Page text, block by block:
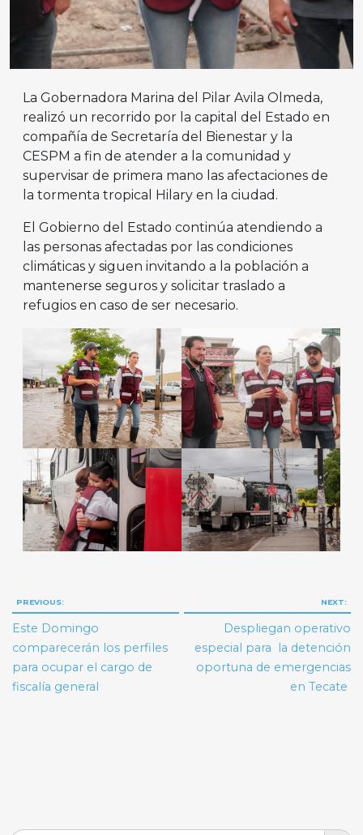
La Gobernadora Marina del Pilar Avila Olmeda,
realizó un recorrido por la capital del Estado en
compañía de Secretaría del Bienestar y la
CESPM a fin de atender a la comunidad y
supervisar de primera mano las afectaciones de
la tormenta tropical Hilary en la ciudad.
El Gobierno del Estado continúa atendiendo a
las personas afectadas por las condiciones
climáticas y siguen invitando a la población a
mantenerse seguros y solicitar traslado a
refugios en caso de ser necesario.
Navegación
de
entradas
PREVIOUS:
Este Domingo
comparecerán los perfiles
para ocupar el cargo de
fiscalía general
NEXT:
Despliegan operativo
especial para la detención
oportuna de emergencias
en Tecate
Search